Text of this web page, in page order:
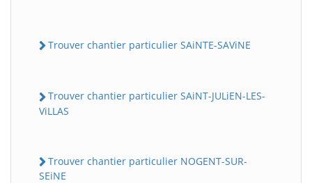
Trouver chantier particulier SAiNTE-SAViNE
Trouver chantier particulier SAiNT-JULiEN-LES-
ViLLAS
Trouver chantier particulier NOGENT-SUR-
SEiNE